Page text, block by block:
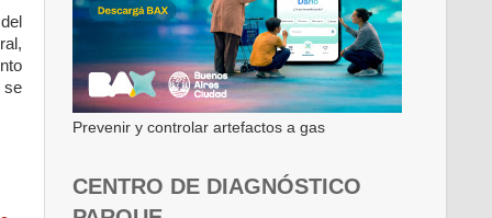
se
Prevenir y controlar artefactos a gas
CENTRO DE DIAGNÓSTICO